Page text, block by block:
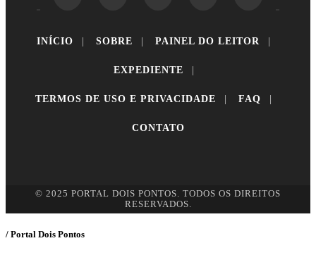
INÍCIO SOBRE PAINEL DO LEITOR
EXPEDIENTE
TERMOS DE USO E PRIVACIDADE FAQ
CONTATO
© 2025 PORTAL DOIS PONTOS. TODOS OS DIREITOS
RESERVADOS.
/ Portal Dois Pontos